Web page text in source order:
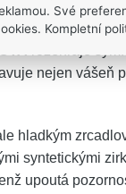
nejen vášeň
hladkým
syntetickými
upoutá
Své
Kompletní